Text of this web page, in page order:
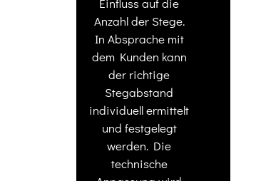
Einfluss auf die
Anzahl der Stege.
In Absprache mit
dem Kunden kann
der richtige
Stegabstand
individuell ermittelt
und festgelegt
werden. Die
technische